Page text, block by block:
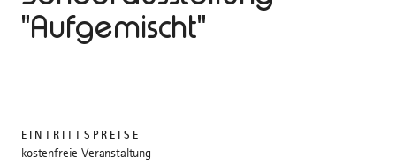
"Aufgemischt"
EINTRITTSPREISE
kostenfreie Veranstaltung